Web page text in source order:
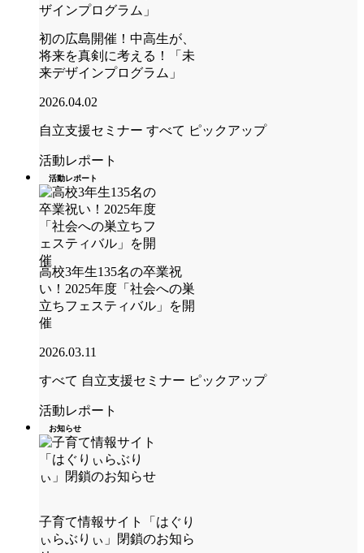
初の広島開催！中高生が、
将来を真剣に考える！「未
来デザインプログラム」
2026.04.02
自立支援セミナー すべて ピックアップ
活動レポート
活動レポート
高校3年生135名の卒業祝
い！2025年度「社会への巣
立ちフェスティバル」を開
催
2026.03.11
すべて 自立支援セミナー ピックアップ
活動レポート
お知らせ
子育て情報サイト「はぐり
ぃらぶりぃ」閉鎖のお知ら